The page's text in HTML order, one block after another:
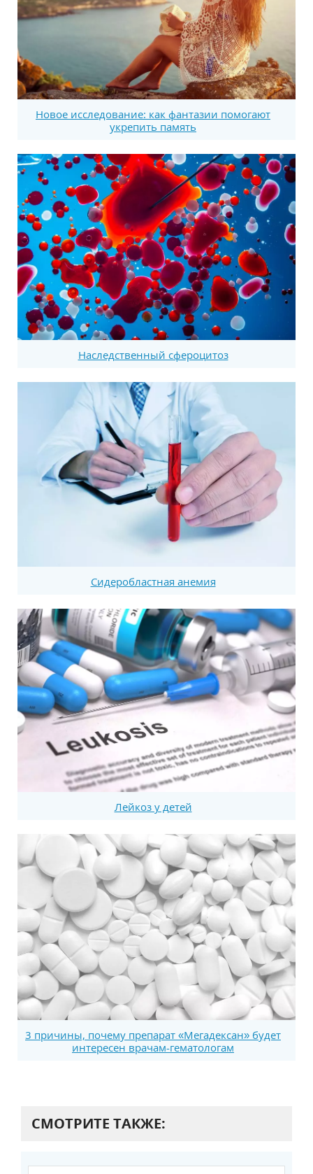
Новое исследование: как фантазии помогают
укрепить память
Наследственный сфероцитоз
Сидеробластная анемия
Лейкоз у детей
3 причины, почему препарат «Мегадексан» будет
интересен врачам-гематологам
СМОТРИТЕ ТАКЖЕ: